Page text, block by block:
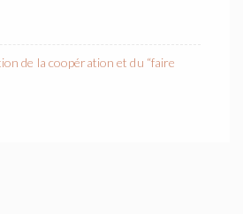
de la coopération et du “faire